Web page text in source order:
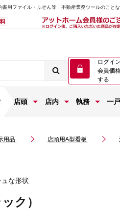
書用ファイル・ふせん等 不動産業務ツールのこと
ログイ
会員価
する
店頭 店内 執務 一
用品 店頭用A型看板
な形状
ク）